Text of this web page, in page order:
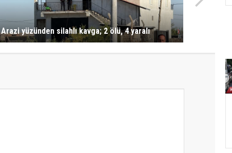
Arazi yüzünden silahlı kavga; 2 ölü, 4 yaralı